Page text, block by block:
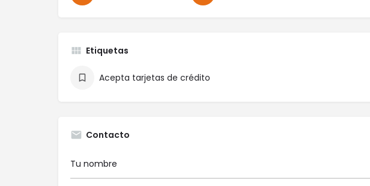
Etiquetas
Acepta tarjetas de crédito
Contacto